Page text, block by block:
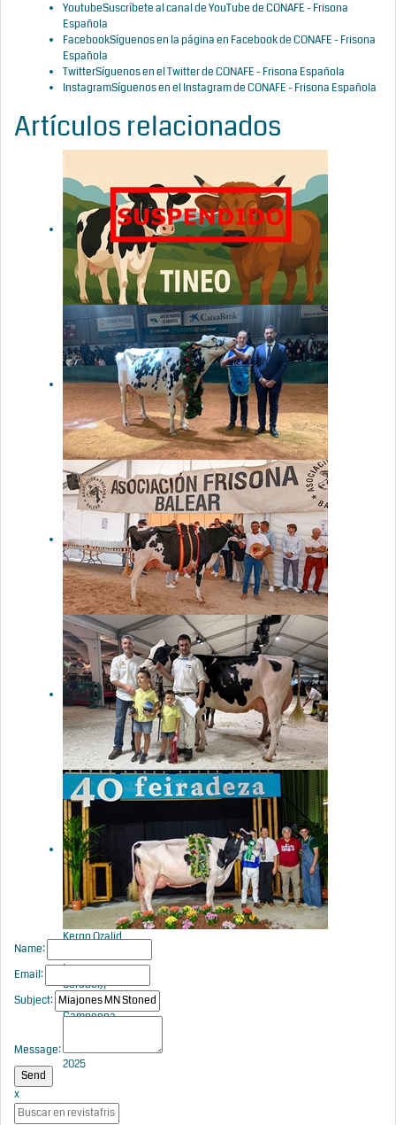
YoutubeSuscríbete al canal de YouTube de CONAFE - Frisona
Española
FacebookSíguenos en la página en Facebook de CONAFE - Frisona
Española
TwitterSíguenos en el Twitter de CONAFE - Frisona Española
InstagramSíguenos en el Instagram de CONAFE - Frisona Española
Artículos relacionados
Se suspende
el Concurso
de Ganado
de Tineo
2026 por las
medidas
frente a la
Dermatosis
Nodular
Contagiosa
Binillubet
Doberman
Princesa
(Binillobet),
Vaca Gran
Campeona
de Menorca
2026
41º Concurso
Morfológico
de Ganado
Vacuno de
Raza Frisona
de Mallorca
2026
Venturo Delt
Lambda
Margarita
(Ganadería
Venturo),
Vaca Gran
Campeona
de Tineo
2025
Kergo Ozalid
Lagoa
Serabel),
Vaca Gran
Campeona
2025
Name:
Email:
Subject:
Message:
x